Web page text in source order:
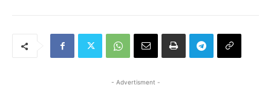
- Advertisment -